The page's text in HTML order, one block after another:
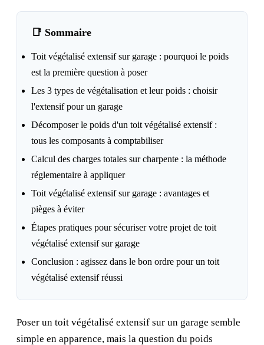
📑 Sommaire
Toit végétalisé extensif sur garage : pourquoi le poids
est la première question à poser
Les 3 types de végétalisation et leur poids : choisir
l'extensif pour un garage
Décomposer le poids d'un toit végétalisé extensif :
tous les composants à comptabiliser
Calcul des charges totales sur charpente : la méthode
réglementaire à appliquer
Toit végétalisé extensif sur garage : avantages et
pièges à éviter
Étapes pratiques pour sécuriser votre projet de toit
végétalisé extensif sur garage
Conclusion : agissez dans le bon ordre pour un toit
végétalisé extensif réussi
Poser un toit végétalisé extensif sur un garage semble
simple en apparence, mais la question du poids